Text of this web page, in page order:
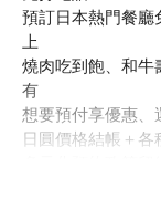
預訂日本熱門餐廳
上
燒肉吃到飽、和
有
想要預付享優惠、
日圓價格結帳＋